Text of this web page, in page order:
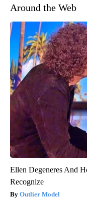
Around the Web
Ellen Degeneres And
Recognize
Outlier Model